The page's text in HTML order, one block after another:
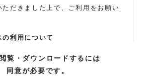
ただきました上で、ご利用をお願い
の利用について
利目的かつ、個人的にご利用する場
またはダウンロードすることができ
覧・ダウンロードするには
同意が必要です。